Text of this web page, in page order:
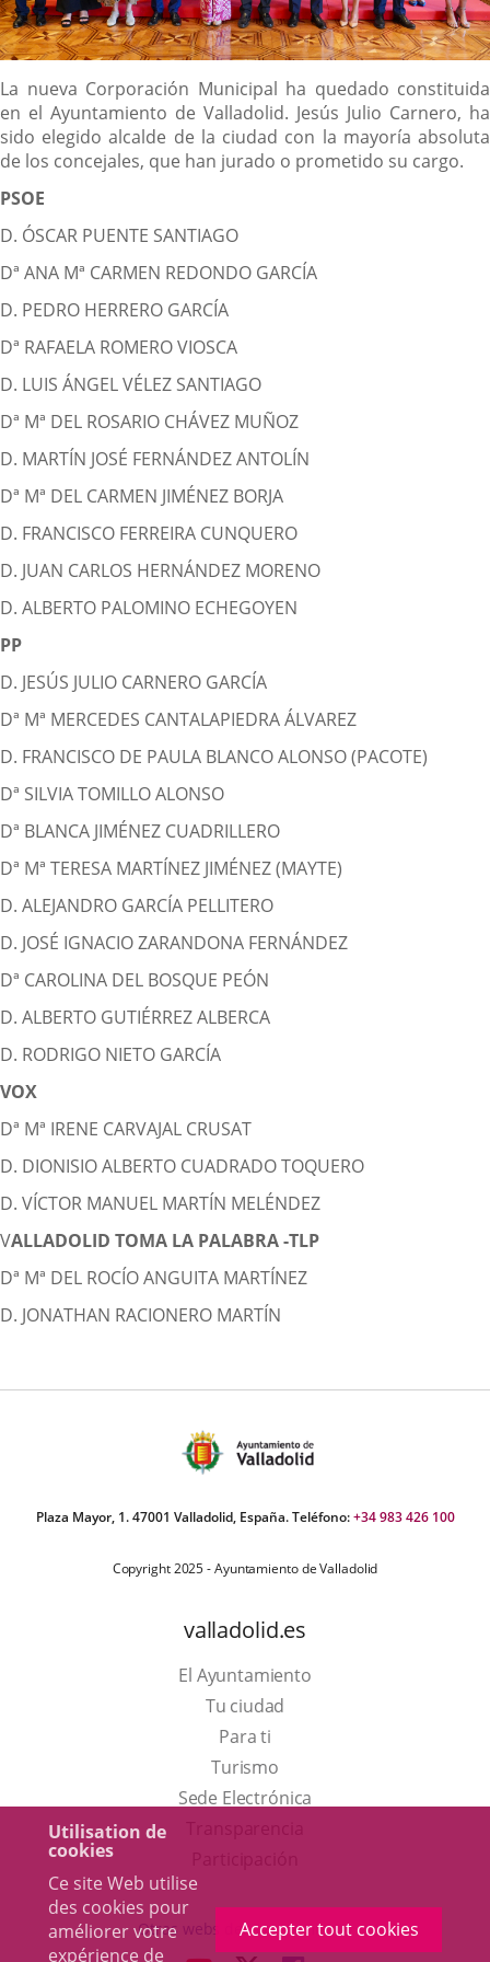
Utilisation de
cookies
Ce site Web utilise
des cookies pour
améliorer votre
expérience de
Accepter tout cookies
Descripción
La nueva Corporación Municipal ha quedado constituida
en el Ayuntamiento de Valladolid. Jesús Julio Carnero, ha
sido elegido alcalde de la ciudad con la mayoría absoluta
de los concejales, que han jurado o prometido su cargo.
PSOE
D. ÓSCAR PUENTE SANTIAGO
Dª ANA Mª CARMEN REDONDO GARCÍA
D. PEDRO HERRERO GARCÍA
Dª RAFAELA ROMERO VIOSCA
D. LUIS ÁNGEL VÉLEZ SANTIAGO
Dª Mª DEL ROSARIO CHÁVEZ MUÑOZ
D. MARTÍN JOSÉ FERNÁNDEZ ANTOLÍN
Dª Mª DEL CARMEN JIMÉNEZ BORJA
D. FRANCISCO FERREIRA CUNQUERO
D. JUAN CARLOS HERNÁNDEZ MORENO
D. ALBERTO PALOMINO ECHEGOYEN
PP
D. JESÚS JULIO CARNERO GARCÍA
Dª Mª MERCEDES CANTALAPIEDRA ÁLVAREZ
D. FRANCISCO DE PAULA BLANCO ALONSO (PACOTE)
Dª SILVIA TOMILLO ALONSO
Dª BLANCA JIMÉNEZ CUADRILLERO
Dª Mª TERESA MARTÍNEZ JIMÉNEZ (MAYTE)
D. ALEJANDRO GARCÍA PELLITERO
D. JOSÉ IGNACIO ZARANDONA FERNÁNDEZ
Dª CAROLINA DEL BOSQUE PEÓN
D. ALBERTO GUTIÉRREZ ALBERCA
D. RODRIGO NIETO GARCÍA
VOX
Dª Mª IRENE CARVAJAL CRUSAT
D. DIONISIO ALBERTO CUADRADO TOQUERO
D. VÍCTOR MANUEL MARTÍN MELÉNDEZ
VALLADOLID TOMA LA PALABRA -TLP
Dª Mª DEL ROCÍO ANGUITA MARTÍNEZ
D. JONATHAN RACIONERO MARTÍN
Plaza Mayor, 1. 47001 Valladolid, España. Teléfono:+34 983 426 100
Copyright 2025 - Ayuntamiento de Valladolid
valladolid.es
El Ayuntamiento
Tu ciudad
Para ti
TurismoEste
enlace
una
ventana
Sede Electrónica
externa.
Otras webs del ayuntamiento